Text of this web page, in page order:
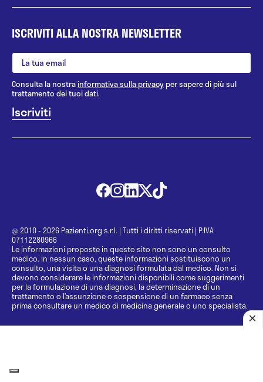
ISCRIVITI ALLA NOSTRA NEWSLETTER
Consulta la nostrainformativa sulla privacy per sapere di più sul
trattamento dei tuoi dati.
@ 2010 - 2026 Pazienti.org s.r.l. | Tutti i diritti riservati | P.IVA
07112280966
Le informazioni proposte in questo sito non sono un consulto
medico. In nessun caso, queste informazioni sostituiscono un
consulto, una visita o una diagnosi formulata dal medico. Non si
devono considerare le informazioni disponibili come suggerimenti
per la formulazione di una diagnosi, la determinazione di un
trattamento o l’assunzione o sospensione di un farmaco senza
prima consultare un medico di medicina generale o uno specialista.